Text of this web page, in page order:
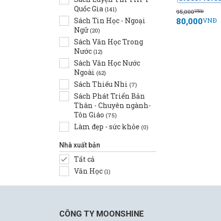
Quốc Gia (141)
Sách Tin Học - Ngoại
Ngữ(20)
Sách Văn Học Trong
Nước (12)
Sách Văn Học Nước
Ngoài (62)
Sách Thiếu Nhi (7)
Sách Phát Triển Bản
Thân - Chuyên ngành-
Tôn Giáo (75)
Làm đẹp - sức khỏe (0)
Nhà xuất bản
Tất cả
Văn Học (1)
95,000VNĐ
80,000VNĐ
CÔNG TY MOONSHINE